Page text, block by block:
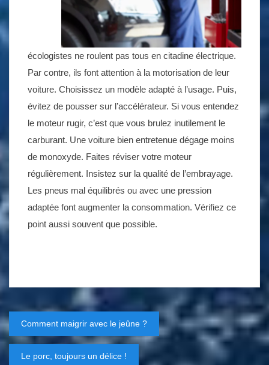
écologistes ne roulent pas tous en citadine électrique.
Par contre, ils font attention à la motorisation de leur
voiture. Choisissez un modèle adapté à l’usage. Puis,
évitez de pousser sur l’accélérateur. Si vous entendez
le moteur rugir, c’est que vous brulez inutilement le
carburant. Une voiture bien entretenue dégage moins
de monoxyde. Faites réviser votre moteur
régulièrement. Insistez sur la qualité de l’embrayage.
Les pneus mal équilibrés ou avec une pression
adaptée font augmenter la consommation. Vérifiez ce
point aussi souvent que possible.
Navigation
de
Comment maigrir avec le jeûne ?
Le porc, toujours un délice !